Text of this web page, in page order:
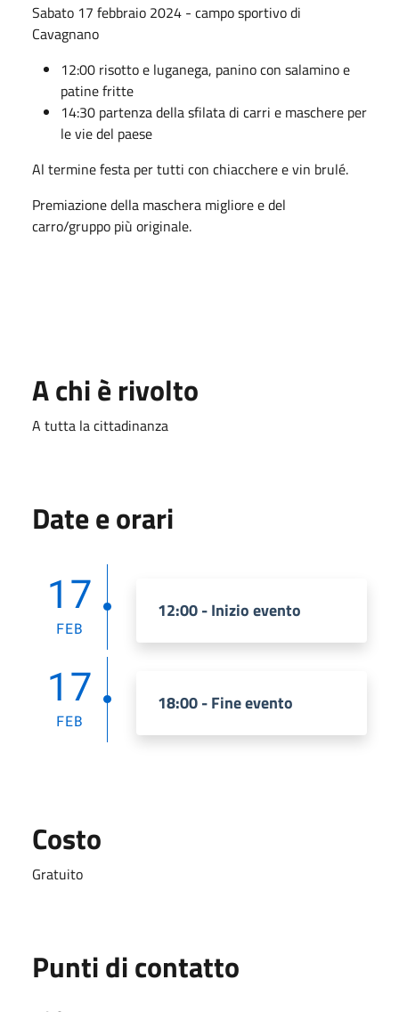
Sabato 17 febbraio 2024 - campo sportivo di
Cavagnano
12:00 risotto e luganega, panino con salamino e
patine fritte
14:30 partenza della sfilata di carri e maschere per
le vie del paese
Al termine festa per tutti con chiacchere e vin brulé.
Premiazione della maschera migliore e del
carro/gruppo più originale.
A chi è rivolto
A tutta la cittadinanza
Date e orari
17
FEB
12:00 - Inizio evento
17
FEB
18:00 - Fine evento
Costo
Gratuito
Punti di contatto